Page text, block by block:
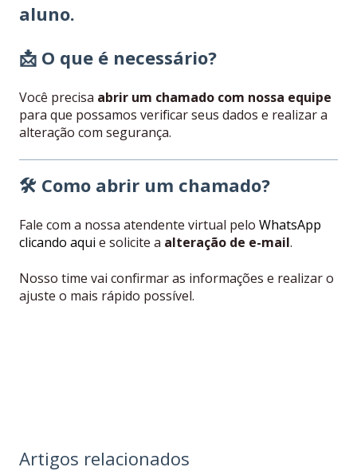
aluno.
📩 O que é necessário?
Você precisa abrir um chamado com nossa equipe
para que possamos verificar seus dados e realizar a
alteração com segurança.
🛠 Como abrir um chamado?
Fale com a nossa atendente virtual pelo WhatsApp
clicando aqui e solicite a alteração de e-mail.
Nosso time vai confirmar as informações e realizar o
ajuste o mais rápido possível.
Artigos relacionados